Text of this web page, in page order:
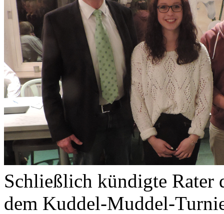
Schließlich kündigte Rater
dem Kuddel-Muddel-